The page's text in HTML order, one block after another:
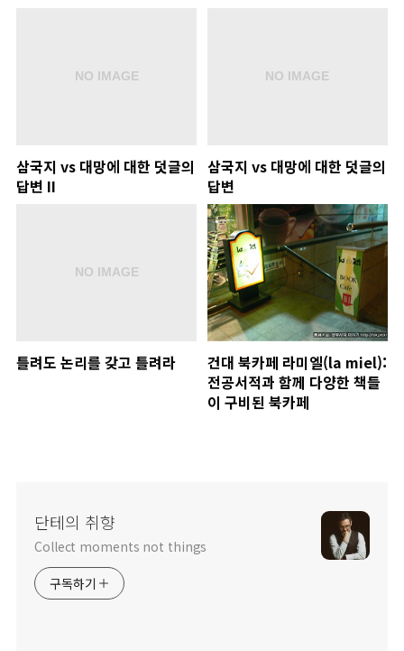
삼국지 vs 대망에 대한 덧글의
답변 II
삼국지 vs 대망에 대한 덧글의
답변
틀려도 논리를 갖고 틀려라
건대 북카페 라미엘(la miel):
전공서적과 함께 다양한 책들
이 구비된 북카페
단테의 취향
Collect moments not things
구독하기